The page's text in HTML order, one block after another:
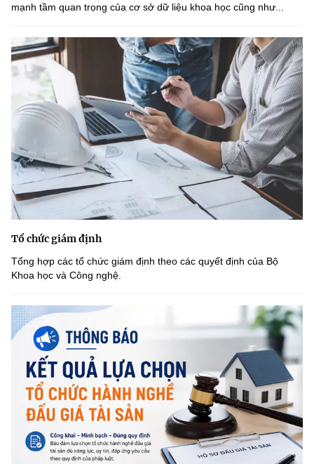
mạnh tầm quan trọng của cơ sở dữ liệu khoa học cũng như...
Tổ chức giám định
Tổng hợp các tổ chức giám định theo các quyết định của Bộ
Khoa học và Công nghệ.